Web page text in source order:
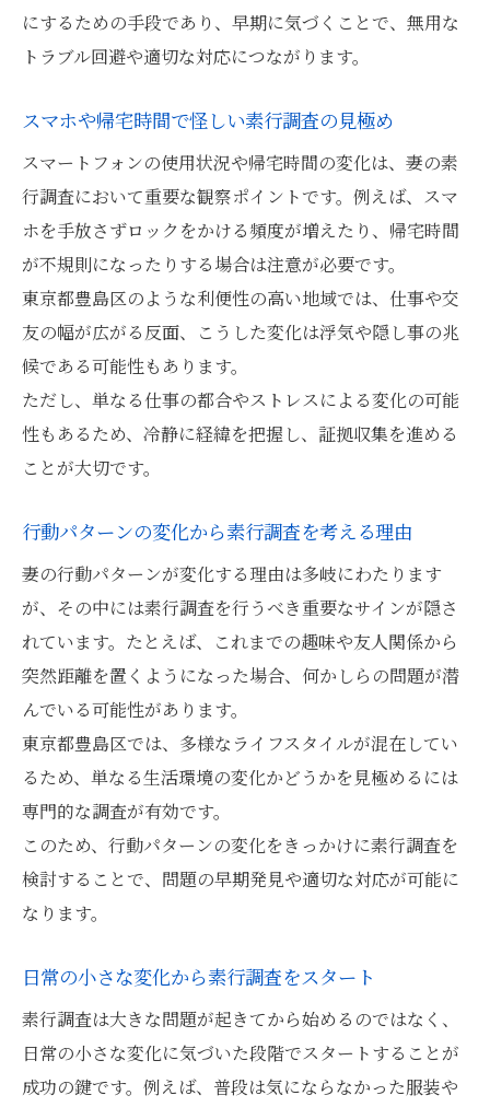
にするための手段であり、早期に気づくことで、無用な
トラブル回避や適切な対応につながります。
スマホや帰宅時間で怪しい素行調査の見極め
スマートフォンの使用状況や帰宅時間の変化は、妻の素
行調査において重要な観察ポイントです。例えば、スマ
ホを手放さずロックをかける頻度が増えたり、帰宅時間
が不規則になったりする場合は注意が必要です。
東京都豊島区のような利便性の高い地域では、仕事や交
友の幅が広がる反面、こうした変化は浮気や隠し事の兆
候である可能性もあります。
ただし、単なる仕事の都合やストレスによる変化の可能
性もあるため、冷静に経緯を把握し、証拠収集を進める
ことが大切です。
行動パターンの変化から素行調査を考える理由
妻の行動パターンが変化する理由は多岐にわたります
が、その中には素行調査を行うべき重要なサインが隠さ
れています。たとえば、これまでの趣味や友人関係から
突然距離を置くようになった場合、何かしらの問題が潜
んでいる可能性があります。
東京都豊島区では、多様なライフスタイルが混在してい
るため、単なる生活環境の変化かどうかを見極めるには
専門的な調査が有効です。
このため、行動パターンの変化をきっかけに素行調査を
検討することで、問題の早期発見や適切な対応が可能に
なります。
日常の小さな変化から素行調査をスタート
素行調査は大きな問題が起きてから始めるのではなく、
日常の小さな変化に気づいた段階でスタートすることが
成功の鍵です。例えば、普段は気にならなかった服装や